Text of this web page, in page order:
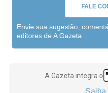
FALE
Envie sua sugestão,
editores de A Gazeta
A Gazeta integra o
Saiba